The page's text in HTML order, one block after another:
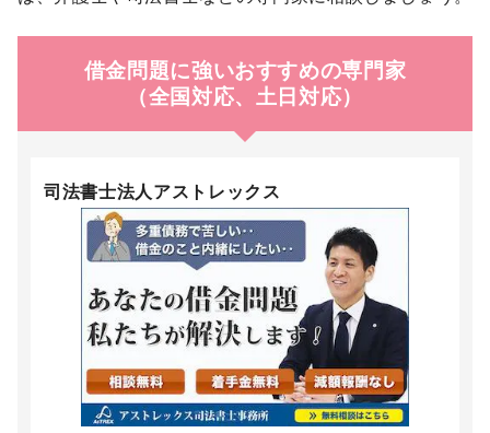
借金問題に強いおすすめの専門家
（全国対応、土日対応）
司法書士法人アストレックス